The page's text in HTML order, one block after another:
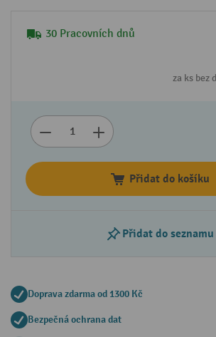
30 Pracovních dnů
za ks bez
Přidat do košíku
Přidat do seznamu
Doprava zdarma od 1300 Kč
Bezpečná ochrana dat